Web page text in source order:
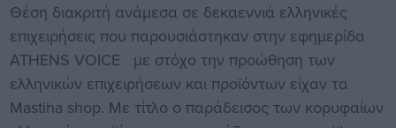
Θέση διακριτή ανάμεσα σε δεκαεννιά ελληνικές
επιχειρήσεις που παρουσιάστηκαν στην εφημερίδα
ATHENS VOICE με στόχο την προώθηση των
ελληνικών επιχειρήσεων και προϊόντων είχαν τα
Mastiha shop. Με τίτλο ο παράδεισος των κορυφαίων